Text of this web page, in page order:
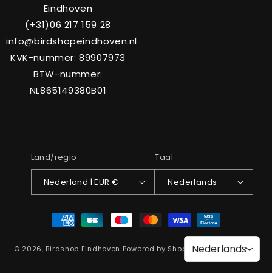
Eindhoven
(+31)06 217 159 28
info@birdshopeindhoven.nl
KVK-nummer: 89907973
BTW-nummer:
NL865149380B01
Land/regio
Nederland | EUR €
Taal
Nederlands
Betaalmethoden
© 2026, Birdshop Eindhoven Powered by Shopify Privacybeleid
Nederlands>